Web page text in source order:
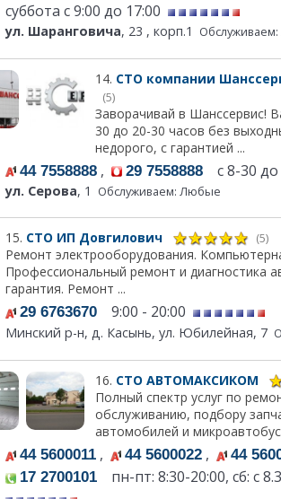
суббота с 9:00 до 17:00
ул. Шаранговича, 23 , корп.1
14. СТО компании
(5)
Заворачивай в Шанссервис!
30 до 20-30 часов без
недорого, с гарантией ...
44 7558888 , 29 7558888 с 8-30 до
ул. Серова, 1 Обслуживаем: Любые
15. СТО ИП Довгилович (5)
Ремонт электрооборудования.
Профессиональный ремонт и диагностика
гарантия. Ремонт ...
29 6763670 9:00 - 20:00
Минский р-н, д. Касынь, ул. Юбилейная, 7
16. СТО АВТОМАКСИКОМ
Полный спектр услуг по
обслуживанию, подбору
автомобилей и
44 5600011 , 44 5600022 , 44
17 2700101 пн-пт: 8:30-20:00, сб: с